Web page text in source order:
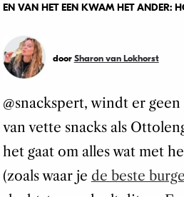
EN VAN HET EEN KWAM HET ANDER:
door Sharon van Lokhorst
@snackspert, windt er
van vette snacks als
het gaat om alles wat met
(zoals waar je de beste